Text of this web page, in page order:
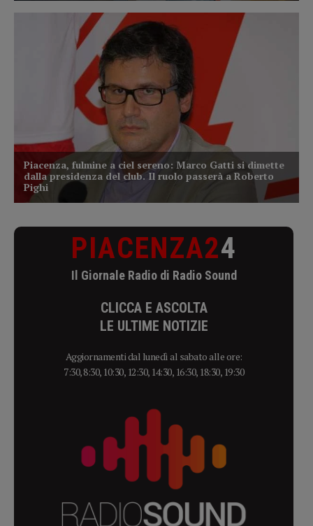
PIACENZA24
Il Giornale Radio di Radio Sound
CLICCA E ASCOLTA
LE ULTIME NOTIZIE
Aggiornamenti dal lunedì al sabato alle ore:
7:30, 8:30, 10:30, 12:30, 14:30, 16:30, 18:30, 19:30